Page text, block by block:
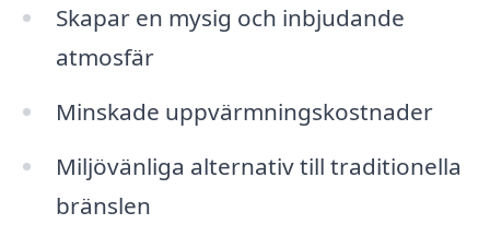
Skapar en mysig och inbjudande
atmosfär
Minskade uppvärmningskostnader
Miljövänliga alternativ till traditionella
bränslen